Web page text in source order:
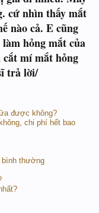
cứ nhìn thấy mắt
nào cả. E cũng
hỏng mắt của
cắt mí mắt hỏng
trả lời/
được không?
chi phí hết bao
bình thường